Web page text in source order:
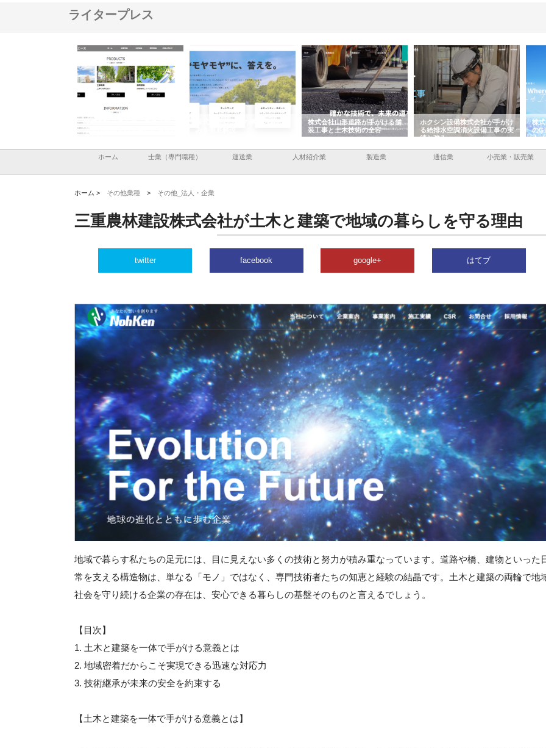
ライタープレス
社メタルエースの企業サ
提供する充実した情報内
株式会社ＣＳＡの事業内容と強
株式会社山形道路が手がける舗
ホクシン設備株式会社が手がけ
る給排水空調消火設備工事の実
績と強み
株式会社東京シー・エム・シー
のGISインフラ管理システム導
入メリット
ホーム 士業（専門職種） 運送業 人材紹介業 製造業 通信業 小売業・販売業
ホーム > その他業種 > その他_法人・企業
三重農林建設株式会社が土木と建築で地域の暮らしを守る理由
twitter facebook google+ はてブ
地域で暮らす私たちの足元には、目に見えない多くの技術と努力が積み重なっています。道路や橋、建物といった
常を支える構造物は、単なる「モノ」ではなく、専門技術者たちの知恵と経験の結晶です。土木と建築の両輪で地
社会を守り続ける企業の存在は、安心できる暮らしの基盤そのものと言えるでしょう。
【目次】
1. 土木と建築を一体で手がける意義とは
2. 地域密着だからこそ実現できる迅速な対応力
3. 技術継承が未来の安全を約束する
【土木と建築を一体で手がける意義とは】